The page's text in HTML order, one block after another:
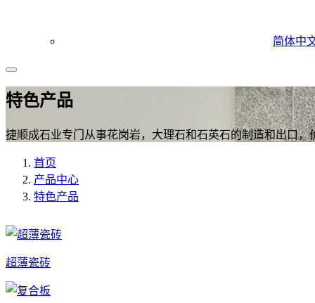
简体中
特色产品
捷顺成石业专门从事花岗岩，大理石和石英石的制造和出口，
首页
产品中心
特色产品
超薄瓷砖